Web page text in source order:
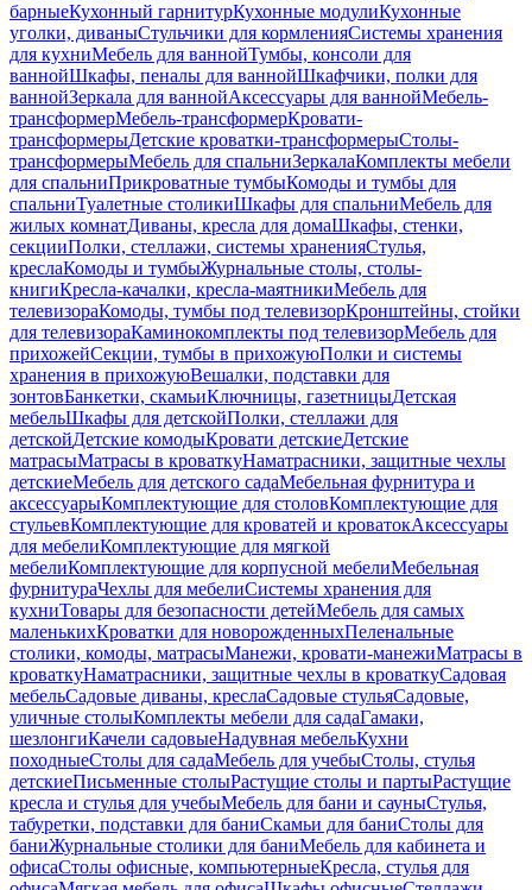
барныеКухонный гарнитурКухонные модулиКухонные
уголки, диваныСтульчики для кормленияСистемы хранения
для кухниМебель для ваннойТумбы, консоли для
ваннойШкафы, пеналы для ваннойШкафчики, полки для
ваннойЗеркала для ваннойАксессуары для ваннойМебель-
трансформерМебель-трансформерКровати-
трансформерыДетские кроватки-трансформерыСтолы-
трансформерыМебель для спальниЗеркалаКомплекты мебели
для спальниПрикроватные тумбыКомоды и тумбы для
спальниТуалетные столикиШкафы для спальниМебель для
жилых комнатДиваны, кресла для домаШкафы, стенки,
секцииПолки, стеллажи, системы храненияСтулья,
креслаКомоды и тумбыЖурнальные столы, столы-
книгиКресла-качалки, кресла-маятникиМебель для
телевизораКомоды, тумбы под телевизорКронштейны, стойки
для телевизораКаминокомплекты под телевизорМебель для
прихожейСекции, тумбы в прихожуюПолки и системы
хранения в прихожуюВешалки, подставки для
зонтовБанкетки, скамьиКлючницы, газетницыДетская
мебельШкафы для детскойПолки, стеллажи для
детскойДетские комодыКровати детскиеДетские
матрасыМатрасы в кроваткуНаматрасники, защитные чехлы
детскиеМебель для детского садаМебельная фурнитура и
аксессуарыКомплектующие для столовКомплектующие для
стульевКомплектующие для кроватей и кроватокАксессуары
для мебелиКомплектующие для мягкой
мебелиКомплектующие для корпусной мебелиМебельная
фурнитураЧехлы для мебелиСистемы хранения для
кухниТовары для безопасности детейМебель для самых
маленькихКроватки для новорожденныхПеленальные
столики, комоды, матрасыМанежи, кровати-манежиМатрасы в
кроваткуНаматрасники, защитные чехлы в кроваткуСадовая
мебельСадовые диваны, креслаСадовые стульяСадовые,
уличные столыКомплекты мебели для садаГамаки,
шезлонгиКачели садовыеНадувная мебельКухни
походныеСтолы для садаМебель для учебыСтолы, стулья
детскиеПисьменные столыРастущие столы и партыРастущие
кресла и стулья для учебыМебель для бани и сауныСтулья,
табуретки, подставки для баниСкамьи для баниСтолы для
баниЖурнальные столики для баниМебель для кабинета и
офисаСтолы офисные, компьютерныеКресла, стулья для